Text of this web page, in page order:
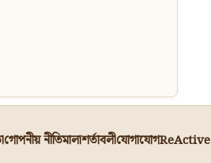
গোপনীয় নীতিমালাশর্তাবলীযোগাযোগReActive